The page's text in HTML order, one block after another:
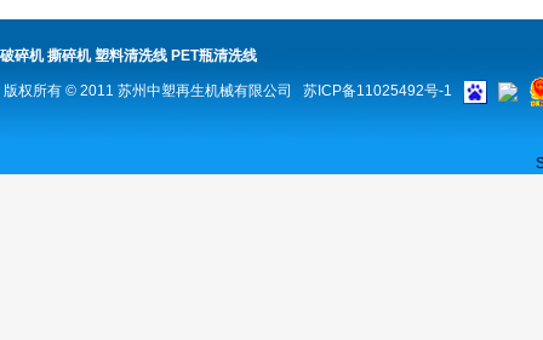
破碎机 撕碎机 塑料清洗线 PET瓶清洗线
版权所有 © 2011 苏州中塑再生机械有限公司 苏ICP备11025492号-1